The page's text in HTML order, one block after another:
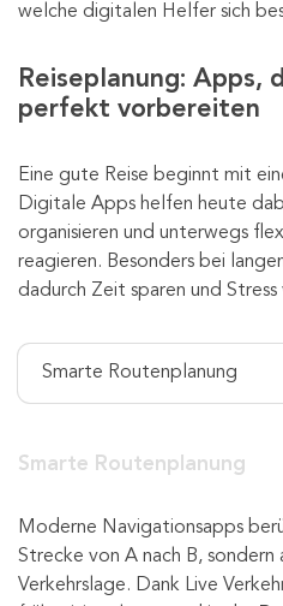
welche digitalen Helfer sich
Reiseplanung: Apps,
perfekt vorbereiten
Eine gute Reise beginnt mit
Digitale Apps helfen heute
organisieren und unterwegs
reagieren. Besonders bei
dadurch Zeit sparen und Stress
Smarte Routenplanung
Moderne Navigationsapps
Strecke von A nach B, sondern
Verkehrslage. Dank Live